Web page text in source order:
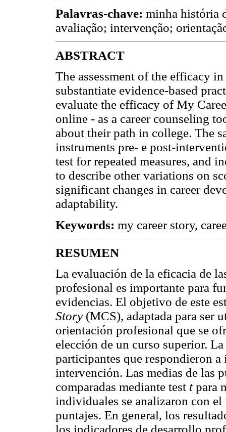
Palavras-chave: minha história
avaliação; intervenção;
ABSTRACT
The assessment of the efficacy
substantiate evidence-based
evaluate the efficacy of My
online - as a career counseling
about their path in college. The
instruments pre- e post-
test for repeated measures, and
to describe other variations on
significant changes in career
adaptability.
Keywords: my career story,
RESUMEN
La evaluación de la eficacia de
profesional es importante para
evidencias. El objetivo de este
Story (MCS), adaptada para ser
orientación profesional que se
elección de un curso superior.
participantes que respondieron a
intervención. Las medias de las
comparadas mediante test tpara
individuales se analizaron con
puntajes. En general, los